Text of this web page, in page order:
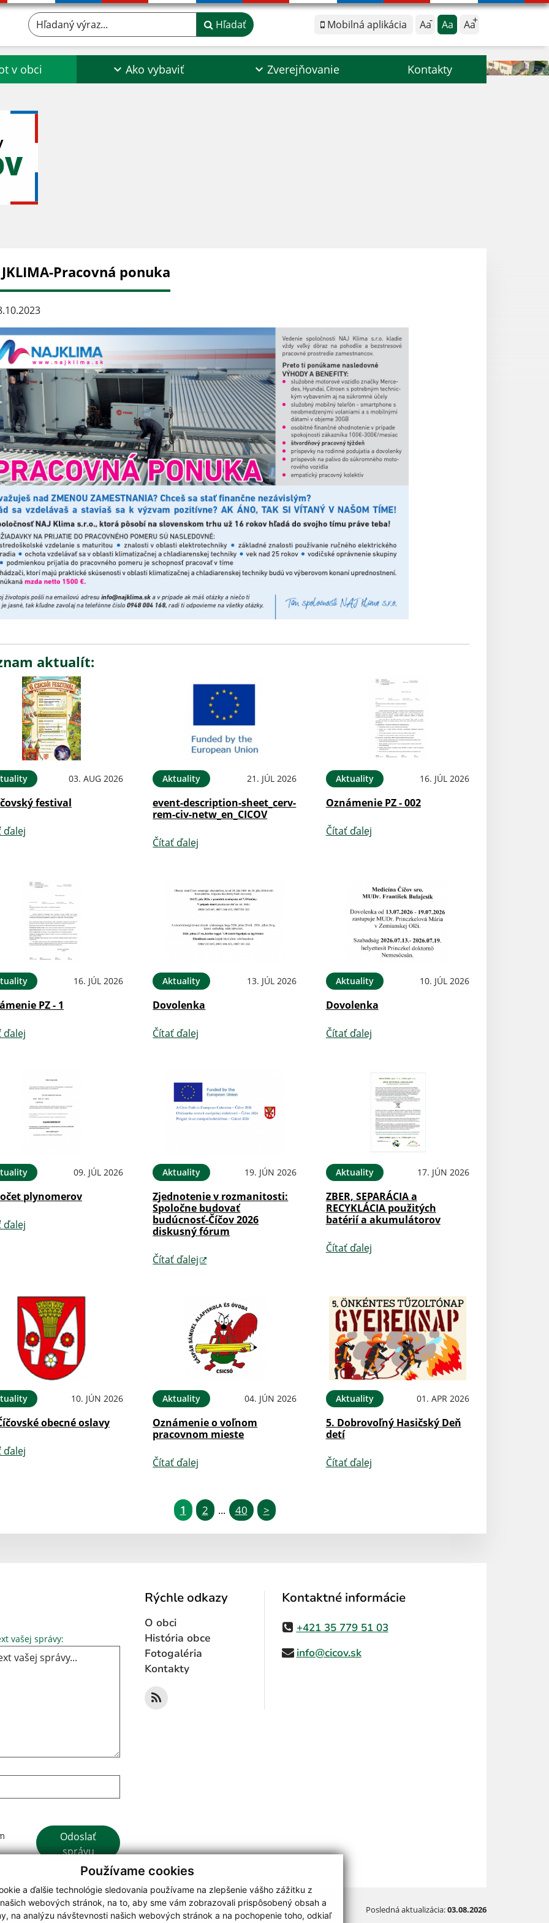
Používame cookies
a ďalšie technológie sledovania používame na zlepšenie vášho zážitku z
webových stránok, na to, aby sme vám zobrazovali prispôsobený obsah a
na analýzu návštevnosti našich webových stránok a na pochopenie toho, odkiaľ
Mobilná aplikácia Aa Aa Aa
Hľadaný výraz... Hľadať
v obci Ako vybaviť Zverejňovanie Kontakty
Pracovná ponuka
aktualít:
03. AUG 2026
festival
ďalej
Aktuality 21. JÚL 2026
event-description-sheet_cerv-
rem-civ-netw_en_CICOV
Čítať ďalej
Aktuality 16. JÚL 2026
Oznámenie PZ - 002
Čítať ďalej
16. JÚL 2026
PZ - 1
ďalej
Aktuality 13. JÚL 2026
Dovolenka
Čítať ďalej
Aktuality 10. JÚL 2026
Dovolenka
Čítať ďalej
09. JÚL 2026
plynomerov
ďalej
Aktuality 19. JÚN 2026
Zjednotenie v rozmanitosti:
Spoločne budovať
budúcnosť-Číčov 2026
diskusný fórum
Čítať ďalej
Aktuality 17. JÚN 2026
ZBER, SEPARÁCIA a
RECYKLÁCIA použitých
batérií a akumulátorov
Čítať ďalej
10. JÚN 2026
obecné oslavy
ďalej
Aktuality 04. JÚN 2026
Oznámenie o voľnom
pracovnom mieste
Čítať ďalej
Aktuality 01. APR 2026
5. Dobrovoľný Hasičský Deň
detí
Čítať ďalej
1 2 ... 40 >
vašej správy: Text vašej správy...
Google reCaptcha Response
Odoslať
správu
Rýchle odkazy
O obci
História obce
Fotogaléria
Kontakty
Kontaktné informácie
+421 35 779 51 03
info@cicov.sk
Posledná aktualizácia:03.08.2026